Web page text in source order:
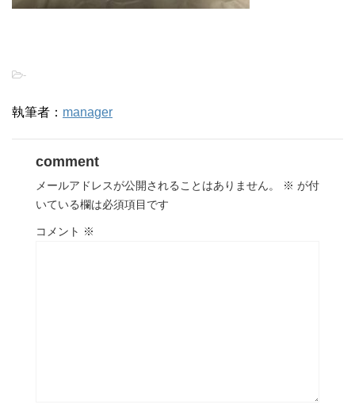
-
執筆者： manager
comment
メールアドレスが公開されることはありません。 ※ が付
いている欄は必須項目です
コメント ※